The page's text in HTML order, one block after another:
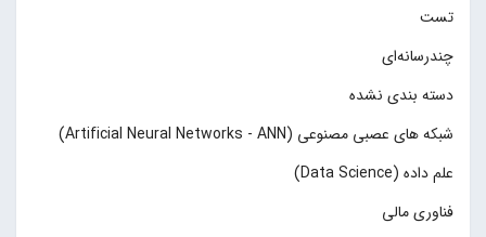
تست
چند‌‌رسانه‌ای
دسته بندی نشده
شبکه های عصبی مصنوعی (Artificial Neural Networks - ANN)
علم داده (Data Science)
فناوری مالی